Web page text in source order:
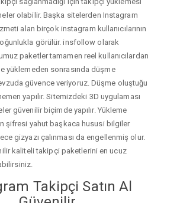
olabilir. Başka sitelerden Instagram
alan birçok instagram kullanıcılarının
görülür. insfollow olarak
paketler tamamen reel kullanıcılardan
yüklemeden sonrasında düşme
güvence veriyoruz. Düşme oluştuğu
yapılır. Sitemizdeki 3D uygulaması
güvenilir biçimde yapılır. Yükleme
şifresi yahut başkaca hususi bilgiler
gizyazı çalınması da engellenmiş olur.
kaliteli takipçi paketlerini en ucuz
Takipçi Satın Al